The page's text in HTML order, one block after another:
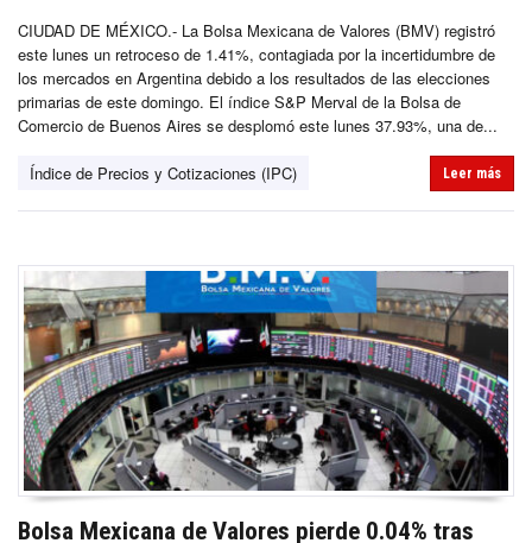
CIUDAD DE MÉXICO.- La Bolsa Mexicana de Valores (BMV) registró
este lunes un retroceso de 1.41%, contagiada por la incertidumbre de
los mercados en Argentina debido a los resultados de las elecciones
primarias de este domingo. El índice S&P Merval de la Bolsa de
Comercio de Buenos Aires se desplomó este lunes 37.93%, una de...
Índice de Precios y Cotizaciones (IPC) Leer más
Bolsa Mexicana de Valores pierde 0.04% tras